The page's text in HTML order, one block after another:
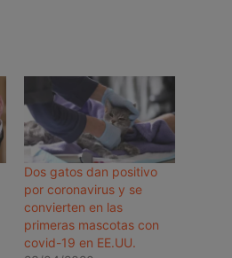
Dos gatos dan positivo
por coronavirus y se
convierten en las
primeras mascotas con
covid-19 en EE.UU.